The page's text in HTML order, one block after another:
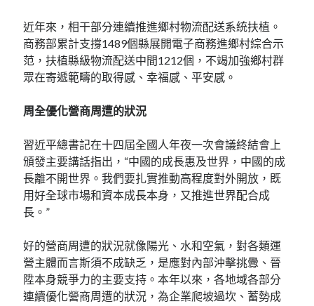
近年來，相干部分連續推進鄉村物流配送系統扶植。
商務部累計支撐1489個縣展開電子商務進鄉村綜合示
范，扶植縣級物流配送中間1212個，不竭加強鄉村群
眾在寄遞範疇的取得感、幸福感、平安感。
周全優化營商周遭的狀況
習近平總書記在十四屆全國人年夜一次會議終結會上
頒發主要講話指出，“中國的成長惠及世界，中國的成
長離不開世界。我們要扎實推動高程度對外開放，既
用好全球市場和資本成長本身，又推進世界配合成
長。”
好的營商周遭的狀況就像陽光、水和空氣，對各類運
營主體而言斯須不成缺乏，是應對內部沖擊挑釁、晉
陞本身競爭力的主要支持。本年以來，各地域各部分
連續優化營商周遭的狀況，為企業爬坡過坎、蓄勢成